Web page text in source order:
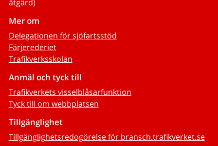
åtgärd)
Mer om
Delegationen för sjöfartsstöd
Färjerederiet
Trafikverksskolan
Anmäl och tyck till
Trafikverkets visselblåsarfunktion
Tyck till om webbplatsen
Tillgänglighet
Tillgänglighetsredogörelse för bransch.trafikverket.se